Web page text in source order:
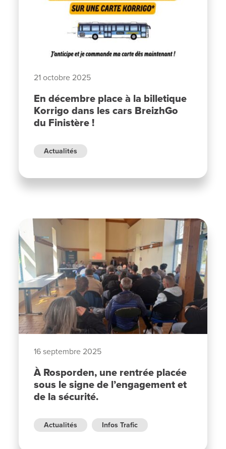
21 octobre 2025
En décembre place à la billetique
Korrigo dans les cars BreizhGo
du Finistère !
Actualités
16 septembre 2025
À Rosporden, une rentrée placée
sous le signe de l’engagement et
de la sécurité.
Actualités Infos Trafic